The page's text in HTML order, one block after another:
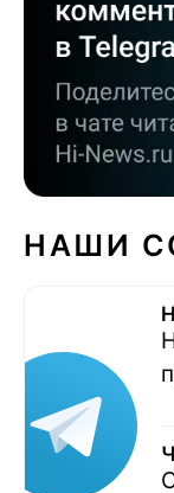
НАШИ